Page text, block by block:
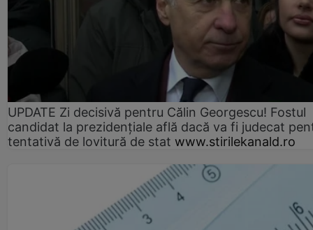
UPDATE Zi decisivă pentru Călin Georgescu! Fostul
candidat la prezidențiale află dacă va fi judecat
tentativă de lovitură de stat www.stirilekanald.ro